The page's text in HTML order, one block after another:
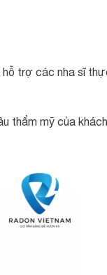
trợ các nha sĩ
thẩm mỹ của